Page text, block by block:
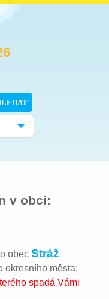
v obci:
obecStráž
okresního města:
spadá Vámi